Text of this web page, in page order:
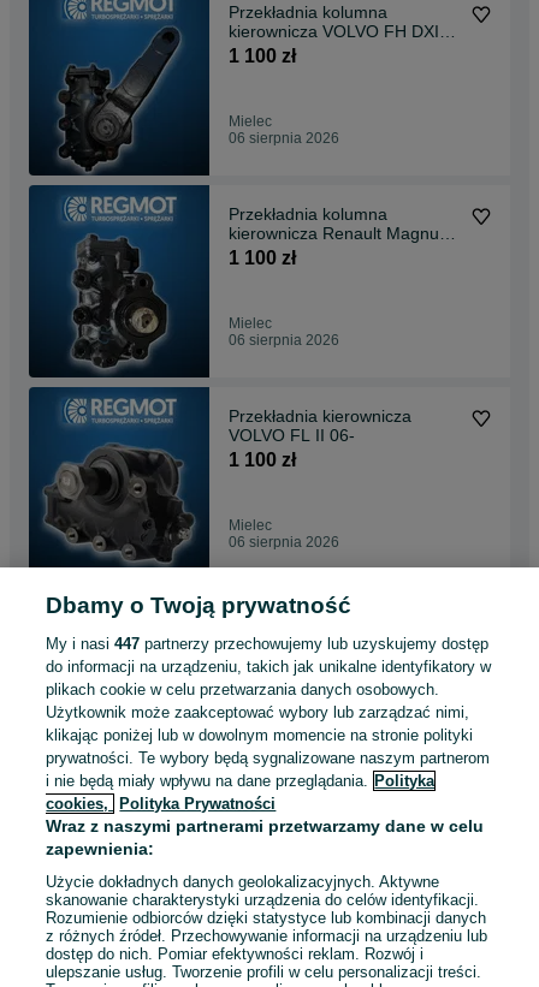
Przekładnia kolumna
kierownicza VOLVO FH DXI
06-
1 100 zł
Mielec
06 sierpnia 2026
Przekładnia kolumna
kierownicza Renault Magnum
DXI Volvo FH13
1 100 zł
Mielec
06 sierpnia 2026
Przekładnia kierownicza
VOLVO FL II 06-
1 100 zł
Mielec
06 sierpnia 2026
Przekładnia kierownicza
VOLVO FH II 12
1 100 zł
Mielec
06 sierpnia 2026
Przekładnia kierownicza
VOLVO 9700 01-
Mielec
06 sierpnia 2026
Dbamy o Twoją prywatność
My i nasi447 partnerzy przechowujemy lub uzyskujemy dostęp
do informacji na urządzeniu, takich jak unikalne identyfikatory w
plikach cookie w celu przetwarzania danych osobowych.
Użytkownik może zaakceptować wybory lub zarządzać nimi,
klikając poniżej lub w dowolnym momencie na stronie polityki
prywatności. Te wybory będą sygnalizowane naszym partnerom
i nie będą miały wpływu na dane przeglądania. Polityka
cookies,
Polityka Prywatności
Wraz z naszymi partnerami przetwarzamy dane w celu
zapewnienia:
Użycie dokładnych danych geolokalizacyjnych. Aktywne
skanowanie charakterystyki urządzenia do celów identyfikacji.
Rozumienie odbiorców dzięki statystyce lub kombinacji danych
z różnych źródeł. Przechowywanie informacji na urządzeniu lub
dostęp do nich. Pomiar efektywności reklam. Rozwój i
ulepszanie usług. Tworzenie profili w celu personalizacji treści.